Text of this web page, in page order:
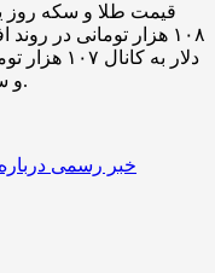
قیمت طلا و سکه روز
۱۰۸ هزار تومانی در
دلار به
و سکه امامی به کانال ۱۱۲ میلیونی برگشت.